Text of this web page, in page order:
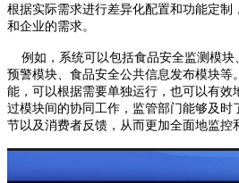
根据实际需求进行差异化配置和功能定制
和企业的需求。
例如，系统可以包括食品安全监测模块
预警模块、食品安全公共信息发布模块等
能，可以根据需要单独运行，也可以有效
过模块间的协同工作，监管部门能够及时
节以及消费者反馈，从而更加全面地监控